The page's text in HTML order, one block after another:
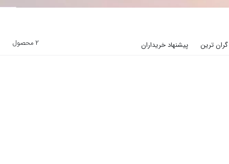
گران ترین پیشنهاد خریداران 2 محصول